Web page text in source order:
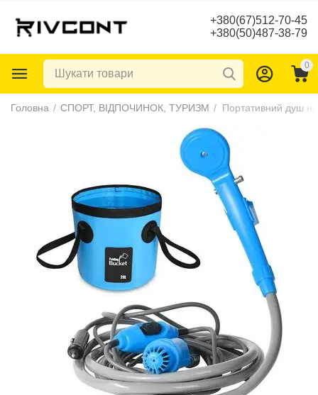
+380(67)512-70-45
+380(50)487-38-79
0
Головна / СПОРТ, ВІДПОЧИНОК, ТУРИЗМ / Портативний душ на